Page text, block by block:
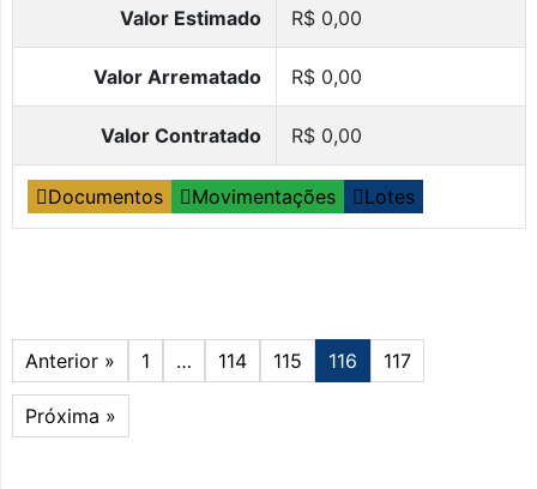
Valor Estimado R$ 0,00
Valor Arrematado R$ 0,00
Valor Contratado R$ 0,00
Documentos Movimentações Lotes
Anterior » 1 … 114 115 116 117
Próxima »